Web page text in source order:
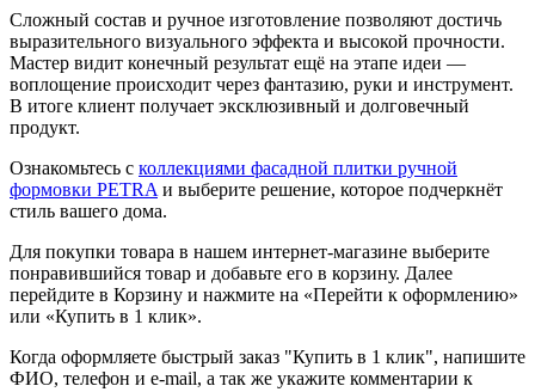
Сложный состав и ручное изготовление позволяют достичь
выразительного визуального эффекта и высокой прочности.
Мастер видит конечный результат ещё на этапе идеи —
воплощение происходит через фантазию, руки и инструмент.
В итоге клиент получает эксклюзивный и долговечный
продукт.
Ознакомьтесь с коллекциями фасадной плитки ручной
формовки PETRA и выберите решение, которое подчеркнёт
стиль вашего дома.
Для покупки товара в нашем интернет-магазине выберите
понравившийся товар и добавьте его в корзину. Далее
перейдите в Корзину и нажмите на «Перейти к оформлению»
или «Купить в 1 клик».
Когда оформляете быстрый заказ "Купить в 1 клик", напишите
ФИО, телефон и e-mail, а так же укажите комментарии к